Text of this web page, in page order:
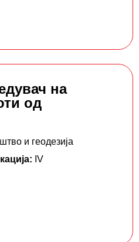
на
од
и геодезија
IV